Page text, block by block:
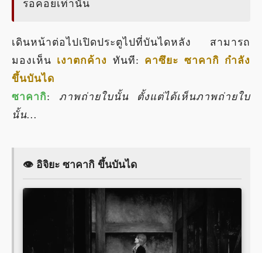
รอคอยเท่านั้น
เดินหน้าต่อไปเปิดประตูไปที่บันไดหลัง สามารถ
มองเห็น เงาตกค้าง ทันที: คาซึยะ ซาคากิ กำลัง
ขึ้นบันได
ซาคากิ: ภาพถ่ายใบนั้น ตั้งแต่ได้เห็นภาพถ่ายใบ
นั้น...
👁️ อิจิยะ ซาคากิ ขึ้นบันได